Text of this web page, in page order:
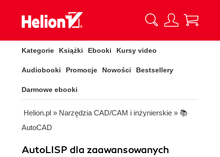
Kategorie Książki Ebooki Kursy video
Audiobooki Promocje Nowości Bestsellery
Darmowe ebooki
Helion.pl » Narzędzia CAD/CAM i inżynierskie » 📚
AutoCAD
AutoLISP dla zaawansowanych